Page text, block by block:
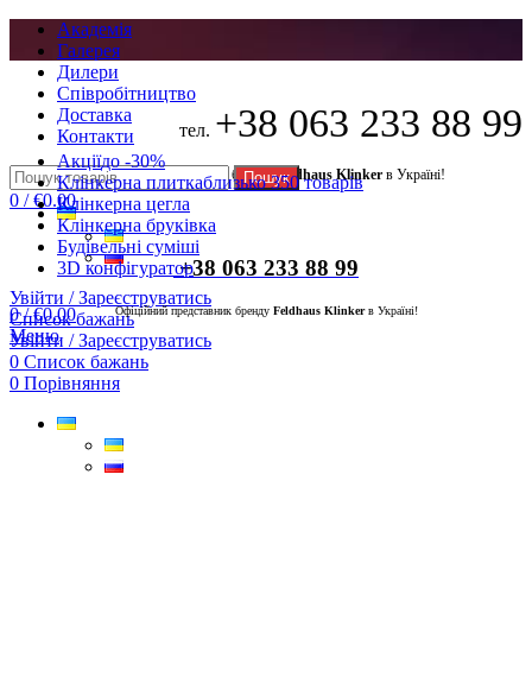
Академія
Галерея
Дилери
Cпівробітництво
Доставка
Контакти
Офіційний представник брендуFeldhaus Klinkerв Україні!
Увійти / Зареєструватись
Список бажань
Увійти / Зареєструватись
0 Список бажань
0 Порівняння
тел. +38 063 233 88 99
Пошук
0 / €0.00
+38 063 233 88 99
0/ €0.00
Меню
Акціїдо -30%
Клінкерна плиткаблизько 350 товарів
Клінкерна цегла
Клінкерна бруківка
Будівельні суміші
3D конфігуратор
Офіційний представник бренду Feldhaus Klinkerв Україні!